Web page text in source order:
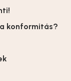
a konformitás?